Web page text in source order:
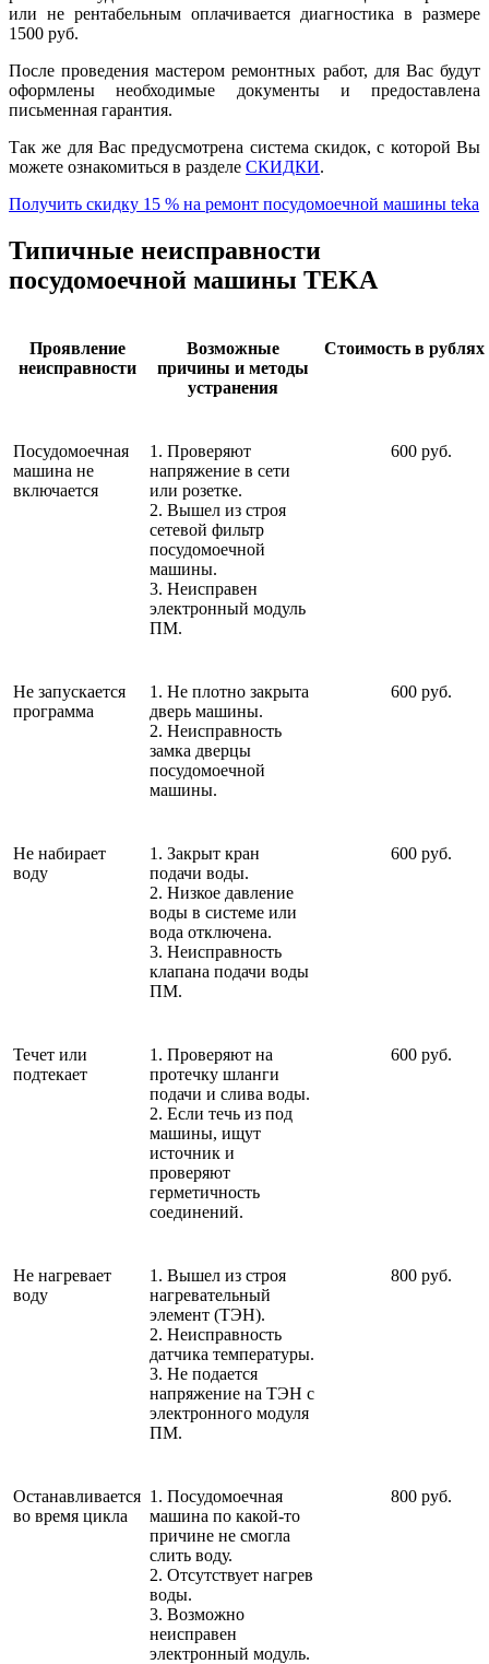
или не рентабельным оплачивается диагностика в размере
1500 руб.
После проведения мастером ремонтных работ, для Вас будут
оформлены необходимые документы и предоставлена
письменная гарантия.
Так же для Вас предусмотрена система скидок, с которой Вы
можете ознакомиться в разделе СКИДКИ.
Получить скидку 15 % на ремонт посудомоечной машины teka
Типичные неисправности
посудомоечной машины TEKA
Проявление
неисправности
Возможные
причины и методы
устранения
Стоимость в рублях
Посудомоечная
машина не
включается
1. Проверяют
напряжение в сети
или розетке.
2. Вышел из строя
сетевой фильтр
посудомоечной
машины.
3. Неисправен
электронный модуль
ПМ.
600 руб.
Не запускается
программа
1. Не плотно закрыта
дверь машины.
2. Неисправность
замка дверцы
посудомоечной
машины.
600 руб.
Не набирает
воду
1. Закрыт кран
подачи воды.
2. Низкое давление
воды в системе или
вода отключена.
3. Неисправность
клапана подачи воды
ПМ.
600 руб.
Течет или
подтекает
1. Проверяют на
протечку шланги
подачи и слива воды.
2. Если течь из под
машины, ищут
источник и
проверяют
герметичность
соединений.
600 руб.
Не нагревает
воду
1. Вышел из строя
нагревательный
элемент (ТЭН).
2. Неисправность
датчика температуры.
3. Не подается
напряжение на ТЭН с
электронного модуля
ПМ.
800 руб.
Останавливается
во время цикла
1. Посудомоечная
машина по какой-то
причине не смогла
слить воду.
2. Отсутствует нагрев
воды.
3. Возможно
неисправен
электронный модуль.
800 руб.